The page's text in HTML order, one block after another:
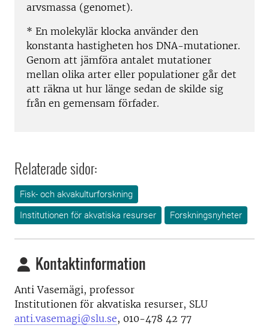
arvsmassa (genomet).
* En molekylär klocka använder den
konstanta hastigheten hos DNA-mutationer.
Genom att jämföra antalet mutationer
mellan olika arter eller populationer går det
att räkna ut hur länge sedan de skilde sig
från en gemensam förfader.
Relaterade sidor:
Fisk- och akvakulturforskning
Institutionen för akvatiska resurser
Forskningsnyheter
Kontaktinformation
Anti Vasemägi, professor
Institutionen för akvatiska resurser, SLU
anti.vasemagi@slu.se, 010-478 42 77